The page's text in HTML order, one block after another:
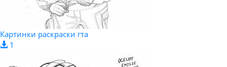
Картинки раскраски гта
1